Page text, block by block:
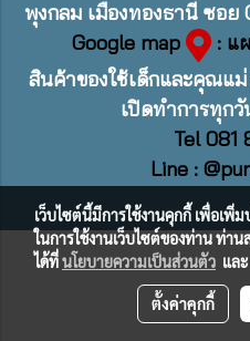
พุงกลม เมืองทองธานี ซอย
Google map
: แ
สินค้าของใช้เด็กและคุณแ
เปิดทำการทุก
Tel 081
Line :
เว็บไซต์นี้มีการใช้งานคุกกี้ เพื่อเ
ในการใช้งานเว็บไซต์ของท่าน ท่า
ได้ที่นโยบายความเป็นส่วนตัว และ
ตั้งค่าคุกกี้